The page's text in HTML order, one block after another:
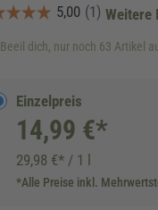
Weitere
Beeil dich, nur noch 63 Artikel
Einzelpreis
14,99 €*
29,98 €* / 1 l
*Alle Preise inkl.